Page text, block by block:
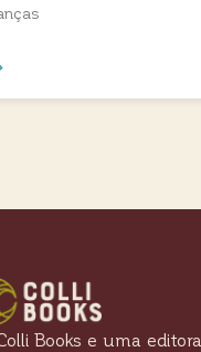
Books e uma editora